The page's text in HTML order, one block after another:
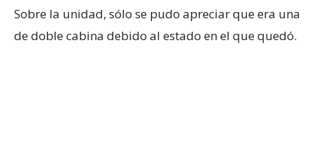
Sobre la unidad, sólo se pudo apreciar que era una
de doble cabina debido al estado en el que quedó.